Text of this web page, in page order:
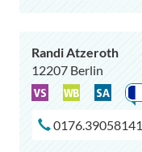
Randi Atzeroth
12207 Berlin
0176.39058141